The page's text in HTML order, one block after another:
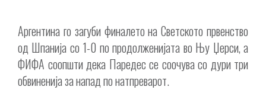
Аргентина го загуби финалето на Светското првенство
од Шпанија со 1-0 по продолженијата во Њу Џерси, а
ФИФА соопшти дека Паредес се соочува со дури три
обвиненија за напад по натпреварот.